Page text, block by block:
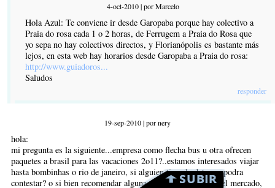
4-oct-2010 | por Marcelo
Hola Azul: Te conviene ir desde Garopaba porque hay colectivo a
Praia do rosa cada 1 o 2 horas, de Ferrugem a Praia do Rosa que
yo sepa no hay colectivos directos, y Florianópolis es bastante más
lejos, en esta web hay horarios desde Garopaba a Praia do rosa:
http://www.guiadoros...
Saludos
responder
19-sep-2010 | por nery
hola:
mi pregunta es la siguiente...empresa como flecha bus u otra ofrecen
paquetes a brasil para las vacaciones 2o11?..estamos interesados viajar
hasta bombinhas o rio de janeiro, si alguien tiene la data me podra
contestar? o si bien recomendar alguna empresa que este en el mercado,